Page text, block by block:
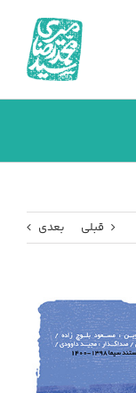
قبلی بعدی